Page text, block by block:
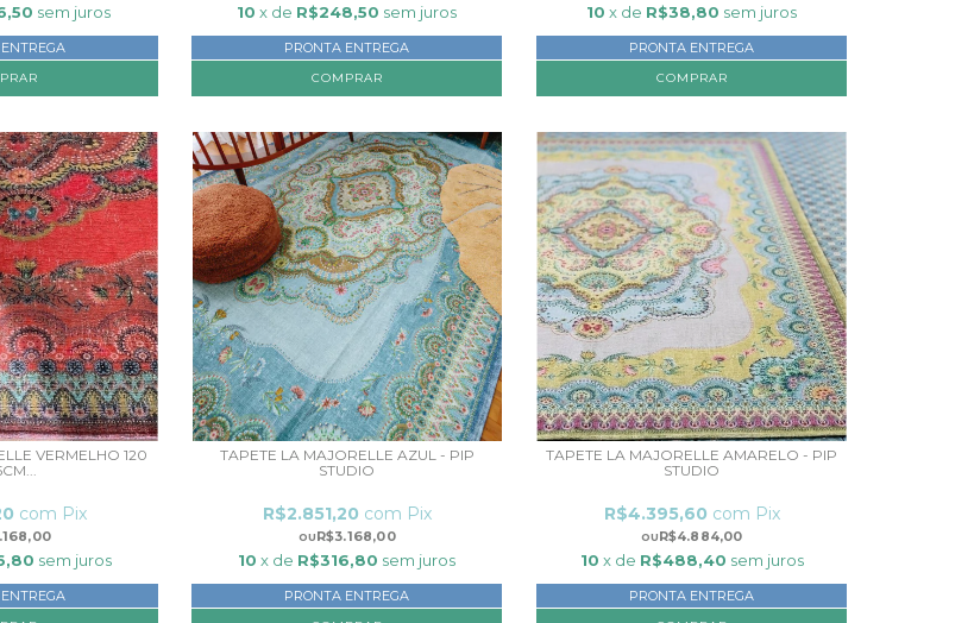
sem juros 10 x de R$248,50 sem juros
PRONTA ENTREGA
10 x de R$38,80 sem juros
PRONTA ENTREGA
VERMELHO 120
com Pix
sem juros
TAPETE LA MAJORELLE AZUL - PIP
STUDIO
R$3.168,00
R$2.851,20 com Pix
10 x de R$316,80 sem juros
PRONTA ENTREGA
TAPETE LA MAJORELLE AMARELO - PIP
STUDIO
R$4.884,00
R$4.395,60 com Pix
10 x de R$488,40 sem juros
PRONTA ENTREGA